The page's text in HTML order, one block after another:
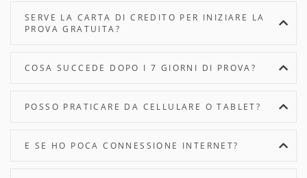
SERVE LA CARTA DI CREDITO PER INIZIARE LA
PROVA GRATUITA?
COSA SUCCEDE DOPO I 7 GIORNI DI PROVA?
POSSO PRATICARE DA CELLULARE O TABLET?
E SE HO POCA CONNESSIONE INTERNET?